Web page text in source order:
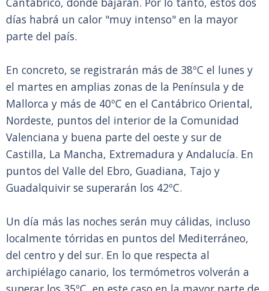
días habrá un calor "muy intenso" en la mayor
parte del país.
En concreto, se registrarán más de 38ºC el lunes y
el martes en amplias zonas de la Península y de
Mallorca y más de 40ºC en el Cantábrico Oriental,
Nordeste, puntos del interior de la Comunidad
Valenciana y buena parte del oeste y sur de
Castilla, La Mancha, Extremadura y Andalucía. En
puntos del Valle del Ebro, Guadiana, Tajo y
Guadalquivir se superarán los 42ºC.
Un día más las noches serán muy cálidas, incluso
localmente tórridas en puntos del Mediterráneo,
del centro y del sur. En lo que respecta al
archipiélago canario, los termómetros volverán a